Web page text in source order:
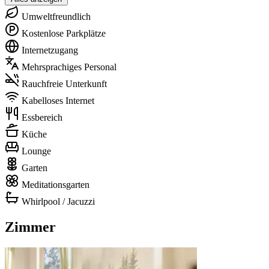
Umweltfreundlich
Kostenlose Parkplätze
Internetzugang
Mehrsprachiges Personal
Rauchfreie Unterkunft
Kabelloses Internet
Essbereich
Küche
Lounge
Garten
Meditationsgarten
Whirlpool / Jacuzzi
Zimmer